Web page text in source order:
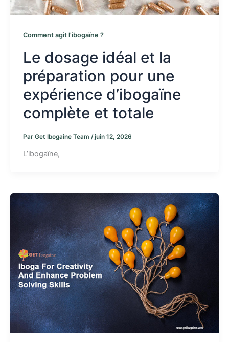
Comment agit l'ibogaïne ?
Le dosage idéal et la
préparation pour une
expérience d’ibogaïne
complète et totale
Par Get Ibogaine Team /juin 12, 2026
L’ibogaïne,